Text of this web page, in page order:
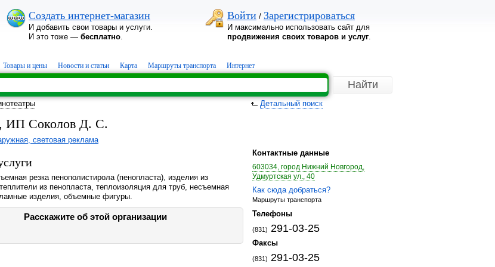
Создать интернет-магазин
И добавить свои товары и услуги.
И это тоже — бесплатно.
Войти / Зарегистрироваться
И максимально использовать сайт для
продвижения своих товаров и услуг.
Товары и цены Новости и статьи Карта Маршруты транспорта Интернет
Детальный поиск
ИП Соколов Д. С.
световая реклама
резка пенополистирола (пенопласта), изделия из
из пенопласта, теплоизоляция для труб, несъемная
изделия, объемные фигуры.
Расскажите об этой организации
Контактные данные
603034, город Нижний Новгород,
Удмуртская ул., 40
Как сюда добраться?
Маршруты транспорта
Телефоны
(831) 291-03-25
Факсы
(831) 291-03-25